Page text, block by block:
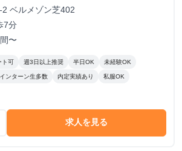
アポ取得単価8,000円~10000円 アポ獲
の場合、時給換算で2,000~5,000円のメ
しています。 昇格等もございますので、
ベルメゾン芝402
7分
〜
ト可 週3日以上推奨 半日OK 未経験OK
インターン生多数 内定実績あり 私服OK
求人を見る